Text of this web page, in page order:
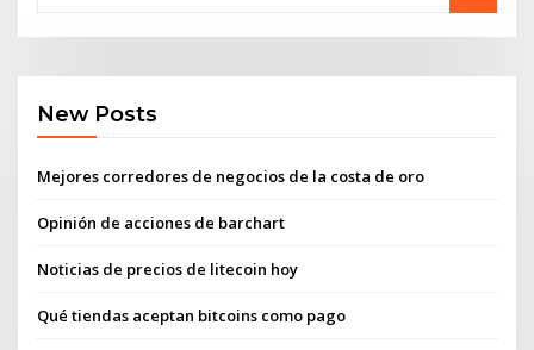
New Posts
Mejores corredores de negocios de la costa de oro
Opinión de acciones de barchart
Noticias de precios de litecoin hoy
Qué tiendas aceptan bitcoins como pago